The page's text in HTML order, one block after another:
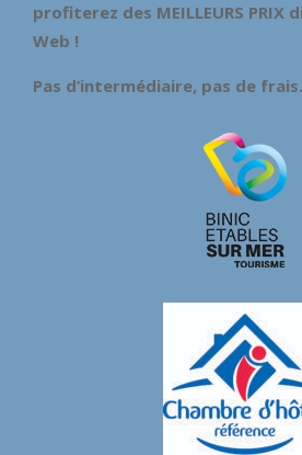
profiterez des MEILLEURS PRIX
Web !
Pas d’intermédiaire, pas de